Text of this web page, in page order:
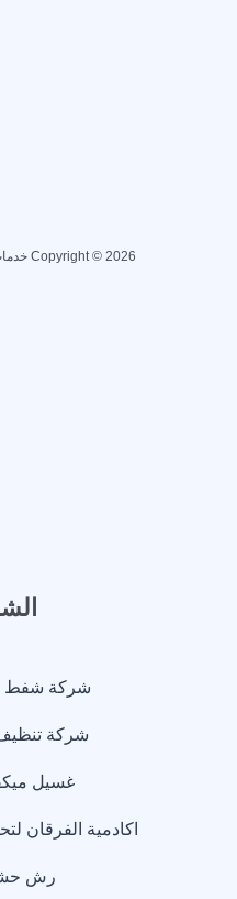
Copyright © 2026 خدمات المملكة | Powered by خدمات المملكة
شركة شفط
شركة
غسيل
اكادمية الفرقان
رش